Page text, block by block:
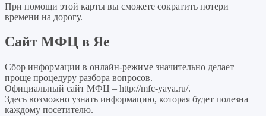
При помощи этой карты вы сможете сократить потери
времени на дорогу.
Сайт МФЦ в Яе
Сбор информации в онлайн-режиме значительно делает
проще процедуру разбора вопросов.
Официальный сайт МФЦ – http://mfc-yaya.ru/.
Здесь возможно узнать информацию, которая будет полезна
каждому посетителю.